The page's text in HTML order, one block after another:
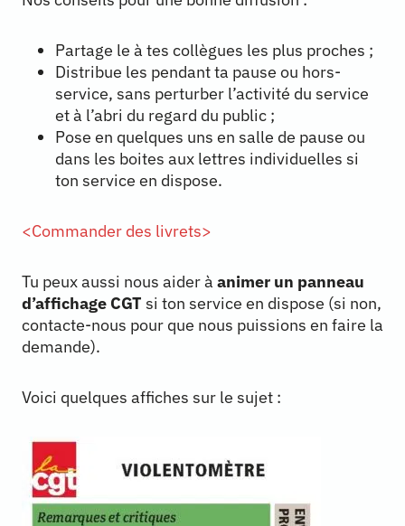
Partage le à tes collègues les plus proches ;
Distribue les pendant ta pause ou hors-
service, sans perturber l’activité du service
et à l’abri du regard du public ;
Pose en quelques uns en salle de pause ou
dans les boites aux lettres individuelles si
ton service en dispose.
<Commander des livrets>
Tu peux aussi nous aider à animer un panneau
d’affichage CGT si ton service en dispose (si non,
contacte-nous pour que nous puissions en faire la
demande).
Voici quelques affiches sur le sujet :